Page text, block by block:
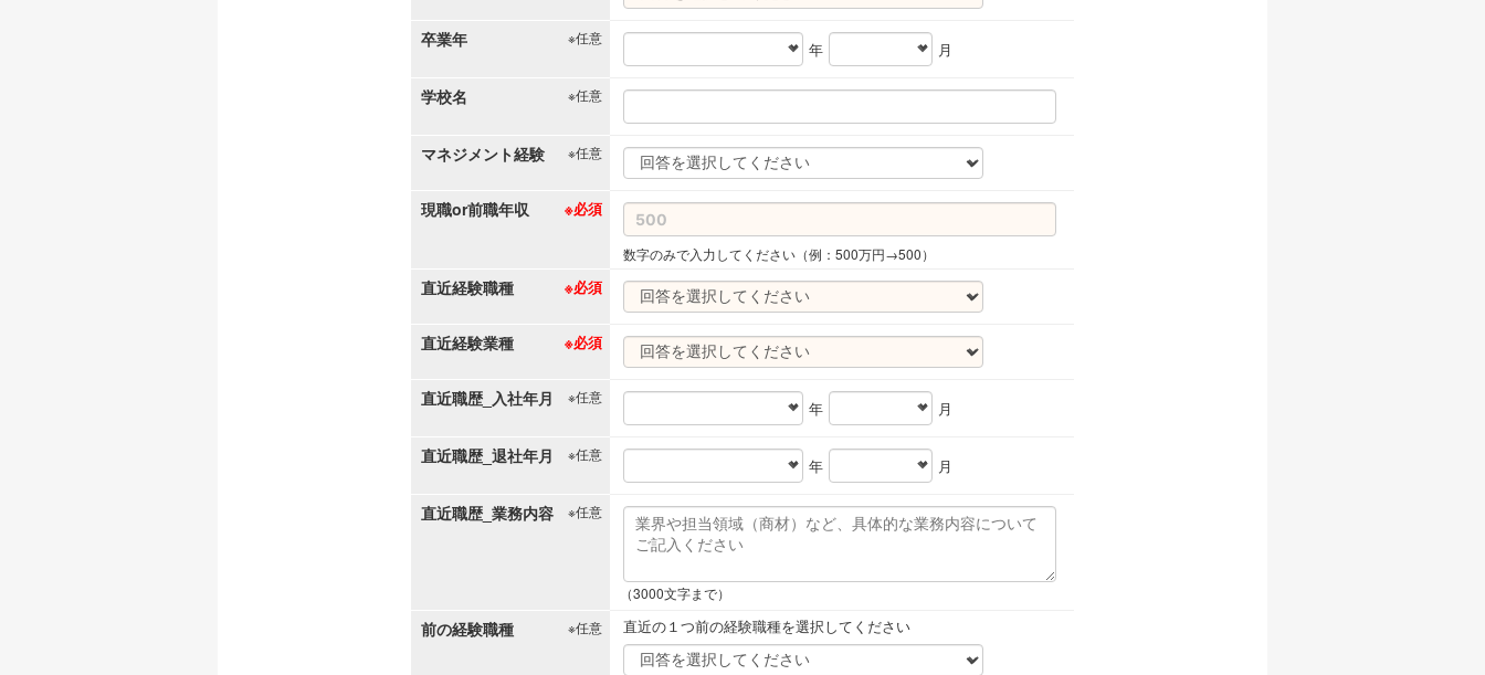
卒業年 ※任意
年 月
学校名 ※任意
マネジメント経験 ※任意
現職or前職年収 ※必須
数字のみで入力してください（例：500万円→500）
直近経験職種 ※必須
直近経験業種 ※必須
直近職歴_入社年月 ※任意
年 月
直近職歴_退社年月 ※任意
年 月
直近職歴_業務内容 ※任意
（3000文字まで）
前の経験職種 ※任意 直近の１つ前の経験職種を選択してください